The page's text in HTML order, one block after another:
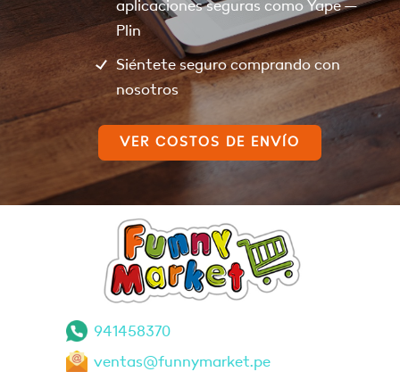
aplicaciones seguras como Yape –
Plin
Siéntete seguro comprando con
nosotros
VER COSTOS DE ENVÍO
941458370
ventas@funnymarket.pe